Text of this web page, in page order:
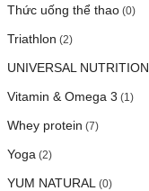
Thức uống thể thao (0)
Triathlon (2)
UNIVERSAL NUTRITION
Vitamin & Omega 3 (1)
Whey protein (7)
Yoga (2)
YUM NATURAL (0)